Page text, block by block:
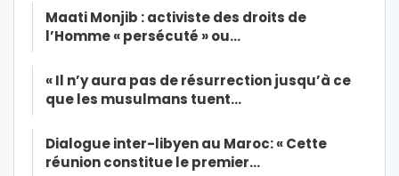
Maati Monjib : activiste des droits de
l’Homme « persécuté » ou…
« Il n’y aura pas de résurrection jusqu’à ce
que les musulmans tuent…
Dialogue inter-libyen au Maroc: « Cette
réunion constitue le premier…